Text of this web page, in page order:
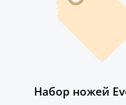
Набор ножей